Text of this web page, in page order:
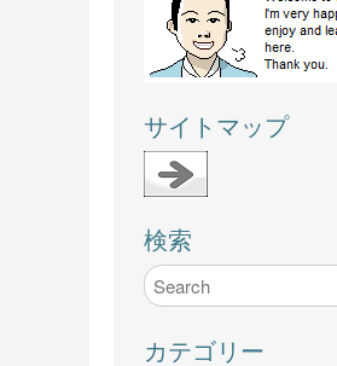
サイトマップ
検索
カテゴリー